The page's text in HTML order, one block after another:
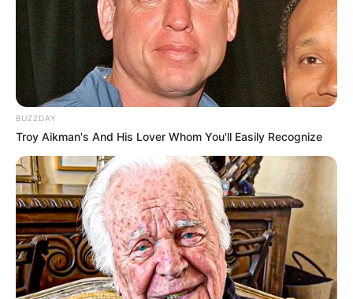
notícias em suas redes sociais!
BUZZDAY
Troy Aikman's And His Lover Whom You'll Easily Recognize